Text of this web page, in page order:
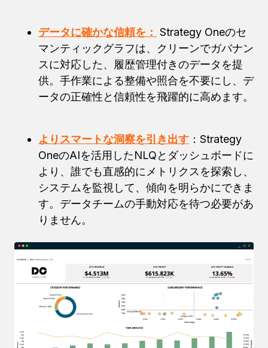
データに確かな信頼を： Strategy Oneのセ
マンティックグラフは、クリーンでガバナン
スに対応した、履歴管理付きのデータを提
供。手作業による整備や照合を不要にし、デ
ータの正確性と信頼性を飛躍的に高めます。
よりスマートな洞察を引き出す ：Strategy
OneのAIを活用したNLQとダッシュボードに
より、誰でも直感的にメトリクスを探索し、
システムを監視して、傾向を明らかにできま
す。データチームの手動対応を待つ必要があ
りません。